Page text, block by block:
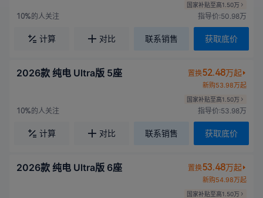
国家补贴至高1.50万
10%的人关注 指导价:50.98万
计算 对比 联系销售 获取底价
2026款 纯电 Ultra版 5座 置换52.48万起
新购53.98万起
国家补贴至高1.50万
10%的人关注 指导价:53.98万
计算 对比 联系销售 获取底价
2026款 纯电 Ultra版 6座 置换53.48万起
新购54.98万起
国家补贴至高1.50万